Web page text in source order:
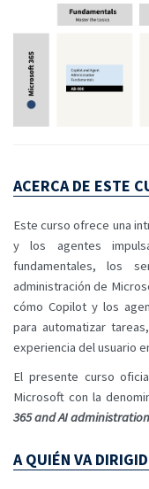
ACERCA DE ESTE
Este curso ofrece una
y los agentes
fundamentales, los
administración de
cómo Copilot y los
para automatizar
experiencia del usuario
El presente curso
Microsoft con la
365 and AI administration
A QUIÉN VA